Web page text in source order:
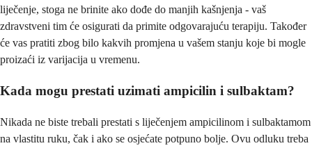
liječenje, stoga ne brinite ako dođe do manjih kašnjenja - vaš
zdravstveni tim će osigurati da primite odgovarajuću terapiju. Također
će vas pratiti zbog bilo kakvih promjena u vašem stanju koje bi mogle
proizaći iz varijacija u vremenu.
Kada mogu prestati uzimati ampicilin i sulbaktam?
Nikada ne biste trebali prestati s liječenjem ampicilinom i sulbaktamom
na vlastitu ruku, čak i ako se osjećate potpuno bolje. Ovu odluku treba